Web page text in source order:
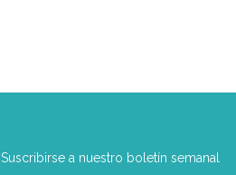
Suscribirse a nuestro boletín semanal